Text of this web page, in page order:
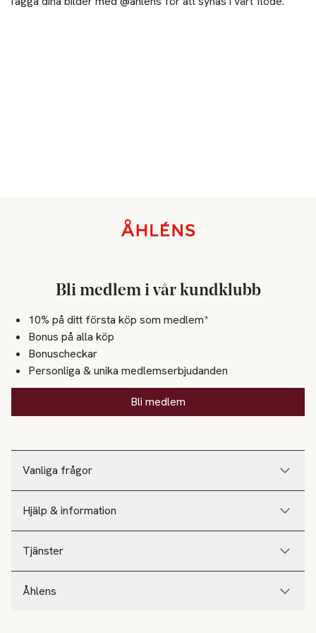
Vanliga frågor
Hjälp & information
Tjänster
Åhlens
Bli medlem i vår kundklubb
10% på ditt första köp som medlem*
Bonus på alla köp
Bonuscheckar
Personliga & unika medlemserbjudanden
Bli medlem